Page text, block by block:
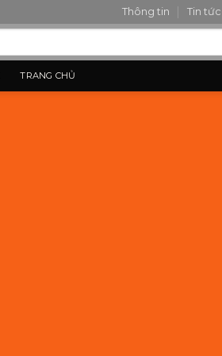
Thông tin Tin tức
TRANG CHỦ